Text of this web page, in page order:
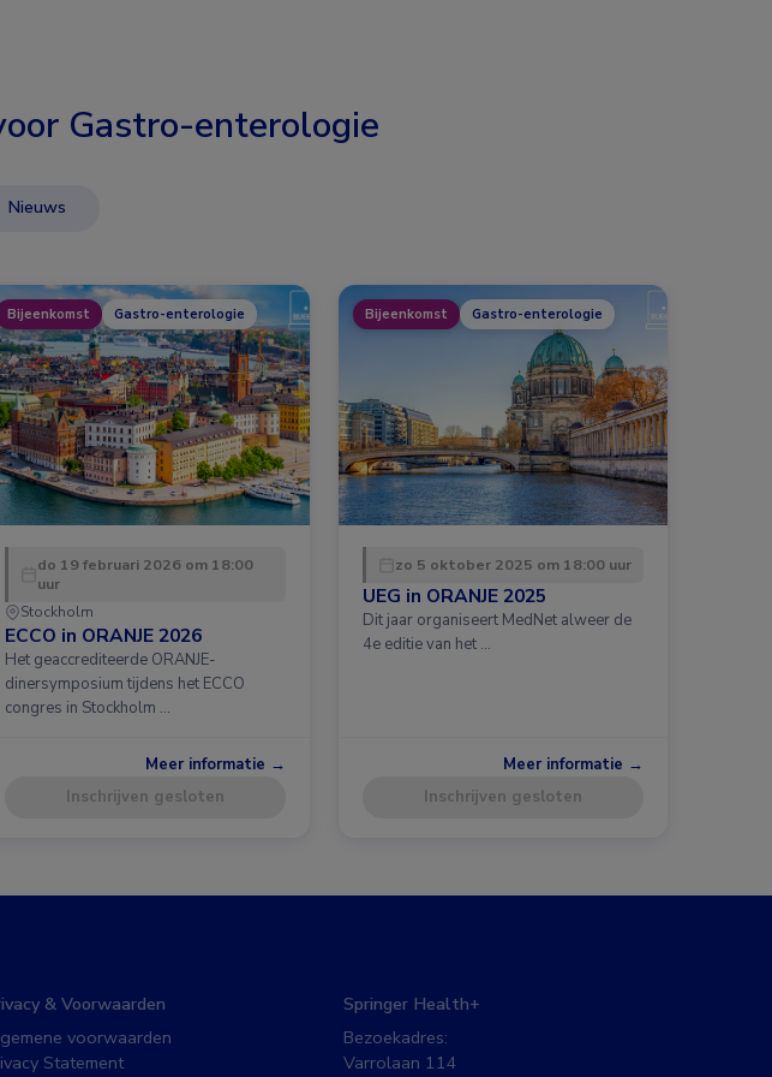
Gastro-enterologie
Nieuws
Bijeenkomst Gastro-enterologie
do 19 februari 2026 om 18:00
uur
Stockholm
ECCO in ORANJE 2026
Het geaccrediteerde ORANJE-
dinersymposium tijdens het ECCO
congres in Stockholm …
Meer informatie →
Inschrijven gesloten
Bijeenkomst Gastro-enterologie
zo 5 oktober 2025 om 18:00 uur
UEG in ORANJE 2025
Dit jaar organiseert MedNet alweer de
4e editie van het …
Meer informatie →
Inschrijven gesloten
& Voorwaarden
voorwaarden
Statement
Springer Health+
Bezoekadres:
Varrolaan 114